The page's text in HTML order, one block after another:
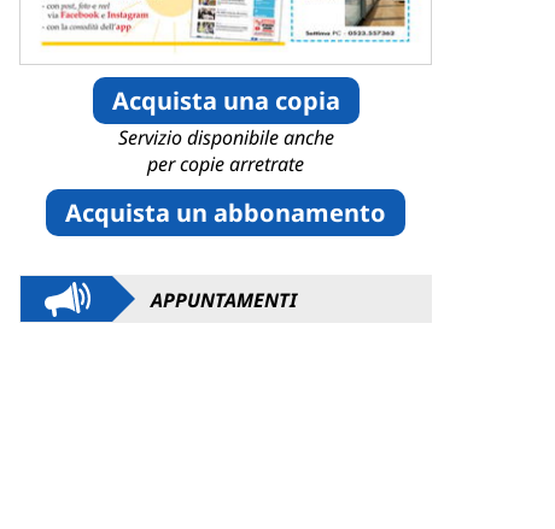
Acquista una copia
Servizio disponibile anche
per copie arretrate
Acquista un abbonamento
APPUNTAMENTI